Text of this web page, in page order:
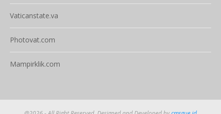
Vaticanstate.va
Photovat.com
Mampirklik.com